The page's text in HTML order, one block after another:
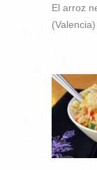
El arroz